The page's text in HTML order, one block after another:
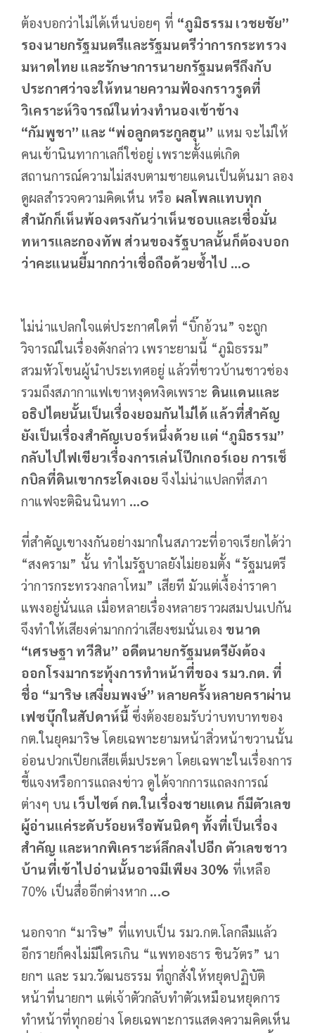
ต้องบอกว่าไม่ได้เห็นบ่อยๆ ที่ “ภูมิธรรม เวชยชัย”
รองนายกรัฐมนตรีและรัฐมนตรีว่าการกระทรวง
มหาดไทย และรักษาการนายกรัฐมนตรีถึงกับ
ประกาศว่าจะให้ทนายความฟ้องกราวรูดที่
วิเคราะห์วิจารณ์ในท่วงทำนองเข้าข้าง
“กัมพูชา” และ “พ่อลูกตระกูลฮุน” แหม จะไม่ให้
คนเข้านินทากาเลก็ใช่อยู่ เพราะตั้งแต่เกิด
สถานการณ์ความไม่สงบตามชายแดนเป็นต้นมา ลอง
ดูผลสำรวจความคิดเห็น หรือ ผลโพลแทบทุก
สำนักก็เห็นพ้องตรงกันว่าเห็นชอบและเชื่อมั่น
ทหารและกองทัพ ส่วนของรัฐบาลนั้นก็ต้องบอก
ว่าคะแนนยี้มากกว่าเชื่อถือด้วยซ้ำไป ...๐
ไม่น่าแปลกใจแต่ประกาศใดที่ “บิ๊กอ้วน” จะถูก
วิจารณ์ในเรื่องดังกล่าว เพราะยามนี้ “ภูมิธรรม”
สวมหัวโขนผู้นำประเทศอยู่ แล้วที่ชาวบ้านชาวช่อง
รวมถึงสภากาแฟเขาหงุดหงิดเพราะ ดินแดนและ
อธิปไตยนั้นเป็นเรื่องยอมกันไม่ได้ แล้วที่สำคัญ
ยังเป็นเรื่องสำคัญเบอร์หนึ่งด้วย แต่ “ภูมิธรรม”
กลับไปไฟเขียวเรื่องการเล่นโป๊กเกอร์เอย การเช็
กบิลที่ดินเขากระโดงเอย จึงไม่น่าแปลกที่สภา
กาแฟจะติฉินนินทา ...๐
ที่สำคัญเขางงกันอย่างมากในสภาวะที่อาจเรียกได้ว่า
“สงคราม” นั้น ทำไมรัฐบาลยังไม่ยอมตั้ง “รัฐมนตรี
ว่าการกระทรวงกลาโหม” เสียที มัวแต่เงื้อง่าราคา
แพงอยู่นั่นแล เมื่อหลายเรื่องหลายราวผสมปนเปกัน
จึงทำให้เสียงด่ามากกว่าเสียงชมนั่นเอง ขนาด
“เศรษฐา ทวีสิน” อดีตนายกรัฐมนตรียังต้อง
ออกโรงมากระทุ้งการทำหน้าที่ของ รมว.กต. ที่
ชื่อ “มาริษ เสงี่ยมพงษ์” หลายครั้งหลายคราผ่าน
เฟซบุ๊กในสัปดาห์นี้ ซึ่งต้องยอมรับว่าบทบาทของ
กต.ในยุคมาริษ โดยเฉพาะยามหน้าสิ่วหน้าขวานนั้น
อ่อนปวกเปียกเสียเต็มประดา โดยเฉพาะในเรื่องการ
ชี้แจงหรือการแถลงข่าว ดูได้จากการแถลงการณ์
ต่างๆ บน เว็บไซต์ กต.ในเรื่องชายแดน ก็มีตัวเลข
ผู้อ่านแค่ระดับร้อยหรือพันนิดๆ ทั้งที่เป็นเรื่อง
สำคัญ และหากพิเคราะห์ลึกลงไปอีก ตัวเลขชาว
บ้านที่เข้าไปอ่านนั้นอาจมีเพียง 30% ที่เหลือ
70% เป็นสื่ออีกต่างหาก ...๐
นอกจาก “มาริษ” ที่แทบเป็น รมว.กต.โลกลืมแล้ว
อีกรายก็คงไม่มีใครเกิน “แพทองธาร ชินวัตร” นา
ยกฯ และ รมว.วัฒนธรรม ที่ถูกสั่งให้หยุดปฏิบัติ
หน้าที่นายกฯ แต่เจ้าตัวกลับทำตัวเหมือนหยุดการ
ทำหน้าที่ทุกอย่าง โดยเฉพาะการแสดงความคิดเห็น